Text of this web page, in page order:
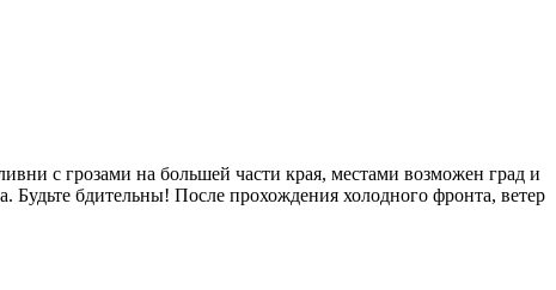
с грозами на большей части края, местами возможен град и
бдительны! После прохождения холодного фронта, ветер